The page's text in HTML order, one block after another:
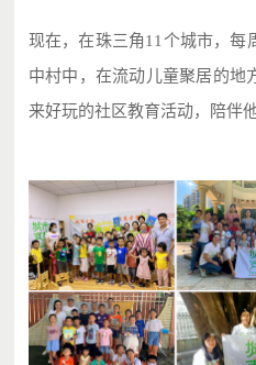
现在，在珠三角11个城市，每
中村中，在流动儿童聚居的地
来好玩的社区教育活动，陪伴